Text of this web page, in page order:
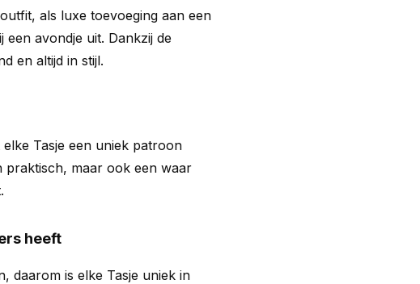
als luxe toevoeging aan een
avondje uit. Dankzij de
en altijd in stijl.
Tasje een uniek patroon
praktisch, maar ook een waar
heeft
daarom is elke Tasje uniek in